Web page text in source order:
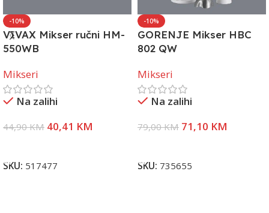
-10%
VIVAX Mikser ručni HM-
550WB
Mikseri
Na zalihi
44,90KM 40,41 KM
SKU: 517477
-10%
GORENJE Mikser HBC
802 QW
Mikseri
Na zalihi
79,00KM 71,10 KM
SKU: 735655